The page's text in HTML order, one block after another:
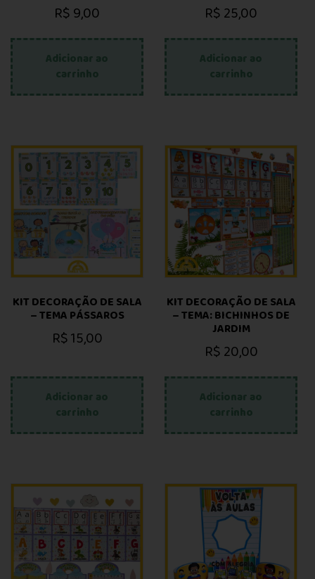
R$9,00
Adicionar ao
carrinho
R$25,00
Adicionar ao
carrinho
KIT DECORAÇÃO DE SALA
– TEMA PÁSSAROS
R$15,00
Adicionar ao
carrinho
KIT DECORAÇÃO DE SALA
– TEMA: BICHINHOS DE
JARDIM
R$20,00
Adicionar ao
carrinho